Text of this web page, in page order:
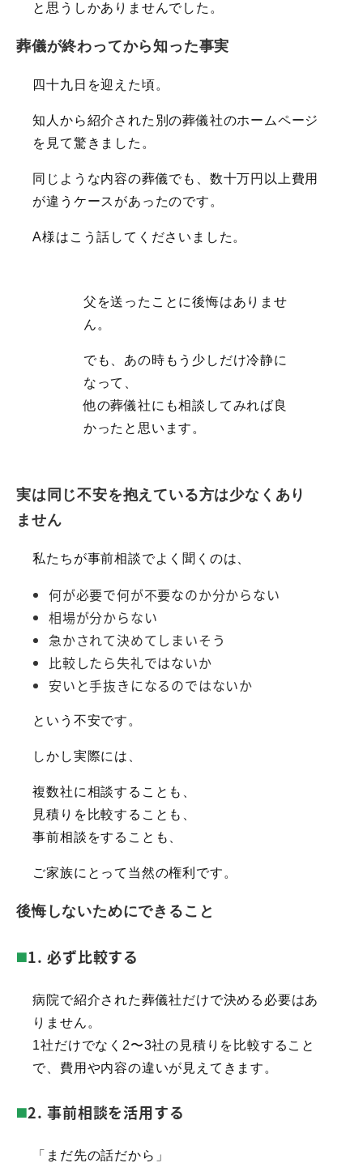
と思うしかありませんでした。
葬儀が終わってから知った事実
四十九日を迎えた頃。
知人から紹介された別の葬儀社のホームページ
を見て驚きました。
同じような内容の葬儀でも、数十万円以上費用
が違うケースがあったのです。
A様はこう話してくださいました。
父を送ったことに後悔はありませ
ん。
でも、あの時もう少しだけ冷静に
なって、
他の葬儀社にも相談してみれば良
かったと思います。
実は同じ不安を抱えている方は少なくあり
ません
私たちが事前相談でよく聞くのは、
何が必要で何が不要なのか分からない
相場が分からない
急かされて決めてしまいそう
比較したら失礼ではないか
安いと手抜きになるのではないか
という不安です。
しかし実際には、
複数社に相談することも、
見積りを比較することも、
事前相談をすることも、
ご家族にとって当然の権利です。
後悔しないためにできること
1. 必ず比較する
病院で紹介された葬儀社だけで決める必要はあ
りません。
1社だけでなく2〜3社の見積りを比較すること
で、費用や内容の違いが見えてきます。
2. 事前相談を活用する
「まだ先の話だから」